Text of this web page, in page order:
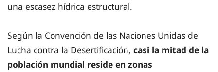
una escasez hídrica estructural.
Según la Convención de las Naciones Unidas de
Lucha contra la Desertificación, casi la mitad de la
población mundial reside en zonas